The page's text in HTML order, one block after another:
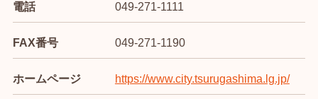
電話 049-271-1111
FAX番号 049-271-1190
ホームページ https://www.city.tsurugashima.lg.jp/